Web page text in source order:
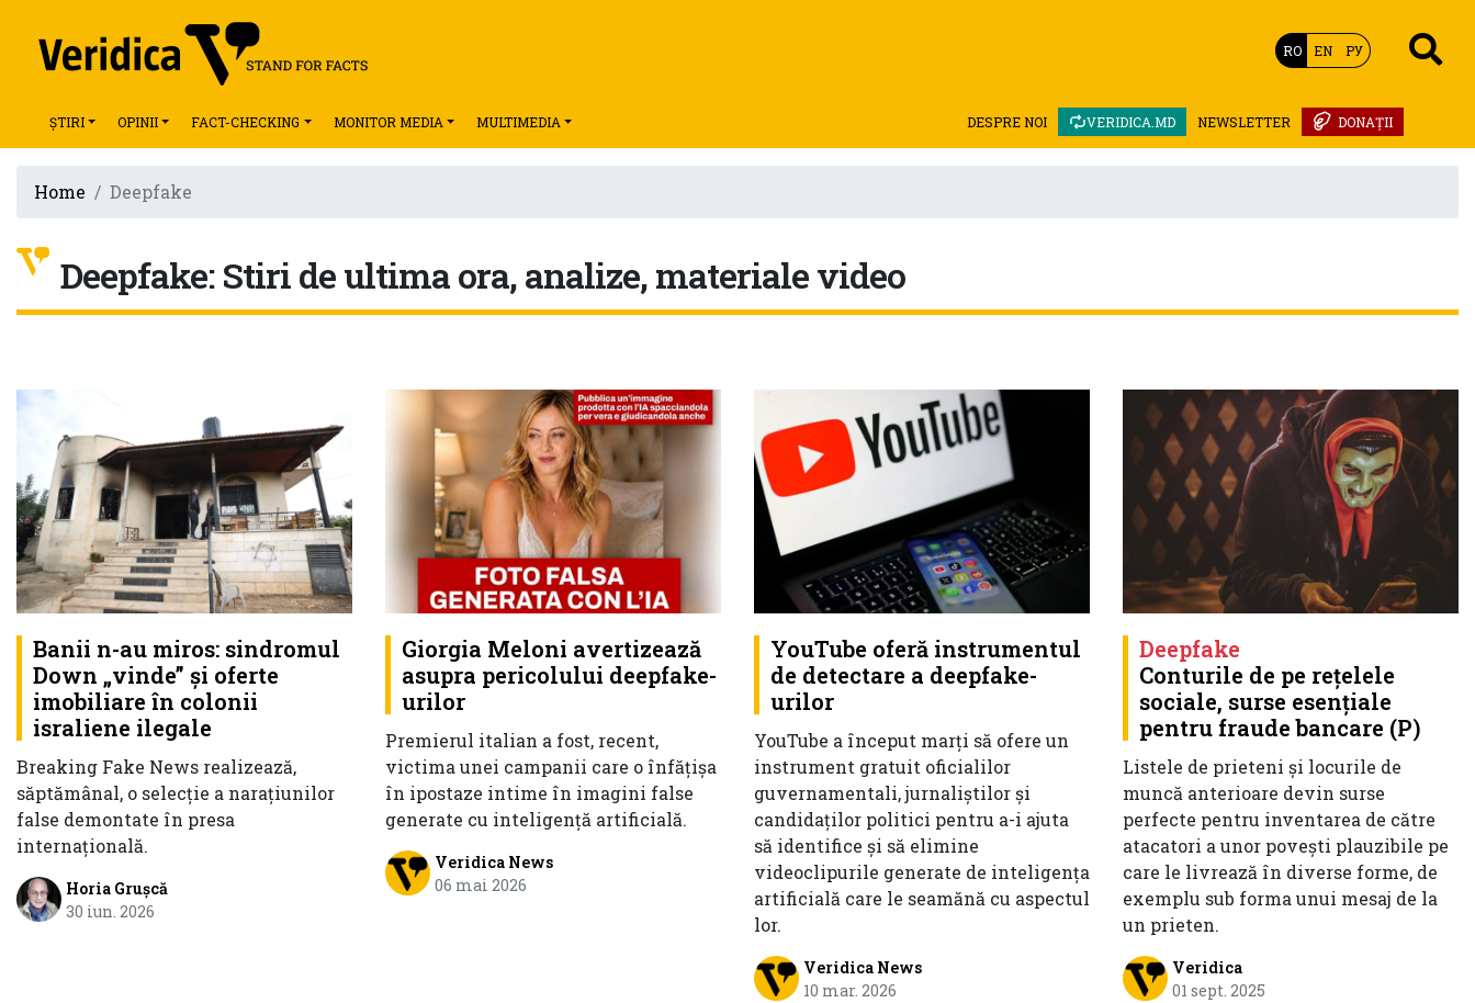
RO EN РУ
ȘTIRI OPINII FACT-CHECKING MONITOR MEDIA MULTIMEDIA DONAȚII
NEWSLETTER
VERIDICA.MD
DESPRE NOI
Home Deepfake
Deepfake: Stiri de ultima ora, analize, materiale video
Banii n-au miros: sindromul
Down „vinde” și oferte
imobiliare în colonii
israliene ilegale
Breaking Fake News realizează,
săptămânal, o selecție a narațiunilor
false demontate în presa
internațională.
Horia Grușcă
30 iun. 2026
Giorgia Meloni avertizează
asupra pericolului deepfake-
urilor
Premierul italian a fost, recent,
victima unei campanii care o înfățișa
în ipostaze intime în imagini false
generate cu inteligență artificială.
Veridica News
06 mai 2026
YouTube oferă instrumentul
de detectare a deepfake-
urilor
YouTube a început marți să ofere un
instrument gratuit oficialilor
guvernamentali, jurnaliștilor și
candidaților politici pentru a-i ajuta
să identifice și să elimine
videoclipurile generate de inteligența
artificială care le seamănă cu aspectul
lor.
Veridica News
10 mar. 2026
Deepfake
Conturile de pe rețelele
sociale, surse esențiale
pentru fraude bancare (P)
Listele de prieteni și locurile de
muncă anterioare devin surse
perfecte pentru inventarea de către
atacatori a unor povești plauzibile pe
care le livrează în diverse forme, de
exemplu sub forma unui mesaj de la
un prieten.
Veridica
01 sept. 2025